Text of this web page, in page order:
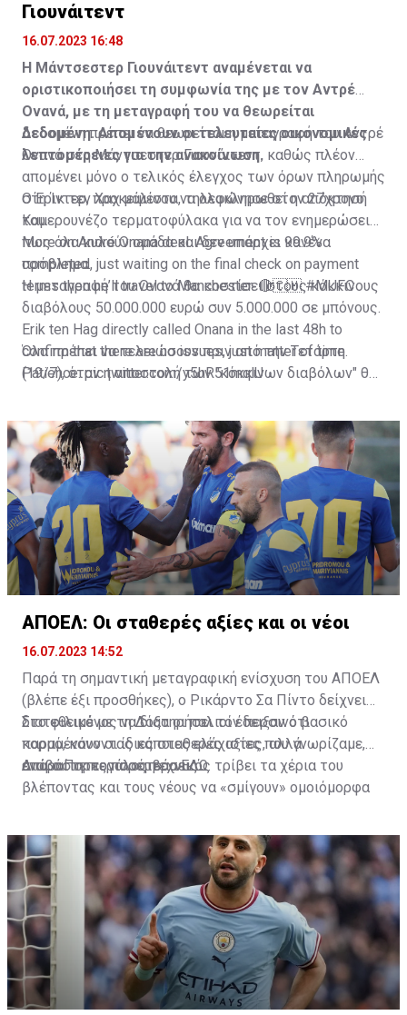
Γιουνάιτεντ
16.07.2023 16:48
Η Μάντσεστερ Γιουνάιτεντ αναμένεται να
οριστικοποιήσει τη συμφωνία της με τον Αντρέ
Ονανά, με τη μεταγραφή του να θεωρείται
δεδομένη. Απομένουν οι τελευταίες οικονομικές
λεπτομέρειες για την ανακοίνωση.
Δεδομένη πρέπει να θεωρείται η μεταγραφή του Αντρέ
Ονανά στη Μάντσεστερ Γιουνάιτεντ, καθώς πλέον
απομένει μόνο ο τελικός έλεγχος των όρων πληρωμής
στη Ίντερ, προκειμένου να ολοκληρωθεί η απόκτησή
του.
Ο Έρικ τεν Χαχ μάλιστα, τηλεφώνησε στον 27χρονο
Καμερουνέζο τερματοφύλακα για να τον ενημερώσει
πως όλα κυλούν ομάδα και δεν υπάρχει κανένα
πρόβλημα.
More on André Onana deal. Agreement is 99.9%
completed, just waiting on the final check on payment
terms then he’ll travel to Manchester. 🔴🇨🇲#MUFC
Erik ten Hag directly called Onana in the last 48h to
confirm that there are no issues, just matter of time.
Patience.pic.twitter.com/y5hR51mqlU
Η μεταγραφή του Ονανά θα κοστίσει στους κόκκινους
διαβόλους 50.000.000 ευρώ συν 5.000.000 σε μπόνους.
Όλα πρέπει να τελειώσουν πριν από την Τετάρτη
(19/7), όταν η αποστολή των "κόκκινων διαβόλων" θα
ΑΠΟΕΛ: Οι σταθερές αξίες και οι νέοι
16.07.2023 14:52
Παρά τη σημαντική μεταγραφική ενίσχυση του ΑΠΟΕΛ
(βλέπε έξι προσθήκες), ο Ρικάρντο Σα Πίντο δείχνει
διατεθειμένος να διατηρήσει τον περσινό βασικό
κορμό, κάνοντας κάποιες ελάχιστες, αλλά
απαραίτητες παρεμβάσεις.
Στο φιλικό με τη Δόξα οι παλιοί έδειξαν ότι
παραμένουν οι ίδιες σταθερές αξίες που γνωρίζαμε,
ενώ ο Πορτογάλος τεχνικός τρίβει τα χέρια του
βλέποντας και τους νέους να «σμίγουν» ομοιόμορφα
Διαβάστε περισσότεραΕΔΩ.